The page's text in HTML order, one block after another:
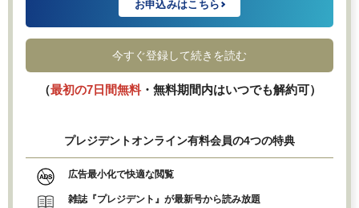
お申込みはこちら
今すぐ登録して続きを読む
（最初の7日間無料・無料期間内はいつでも解約可）
プレジデントオンライン有料会員の4つの特典
広告最小化で快適な閲覧
雑誌『プレジデント』が最新号から読み放題